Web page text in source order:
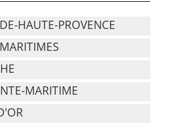
HAUTE-PROVENCE
MARITIME